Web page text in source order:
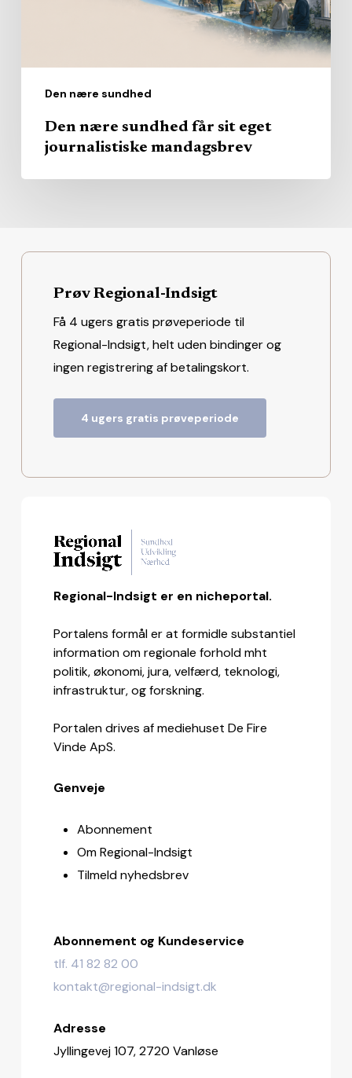
Den nære sundhed
Den nære sundhed får sit eget
journalistiske mandagsbrev
Prøv Regional-Indsigt
Få 4 ugers gratis prøveperiode til
Regional-Indsigt, helt uden bindinger og
ingen registrering af betalingskort.
4 ugers gratis prøveperiode
Regional-Indsigt er en nicheportal.
Portalens formål er at formidle substantiel
information om regionale forhold mht
politik, økonomi, jura, velfærd, teknologi,
infrastruktur, og forskning.
Portalen drives af mediehuset De Fire
Vinde ApS.
Genveje
Abonnement
Om Regional-Indsigt
Tilmeld nyhedsbrev
Abonnement og Kundeservice
tlf. 41 82 82 00
kontakt@regional-indsigt.dk
Adresse
Jyllingevej 107, 2720 Vanløse